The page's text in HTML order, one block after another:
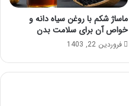
ماساژ شکم با روغن سیاه دانه و
خواص آن برای سلامت بدن
فروردین 22, 1403